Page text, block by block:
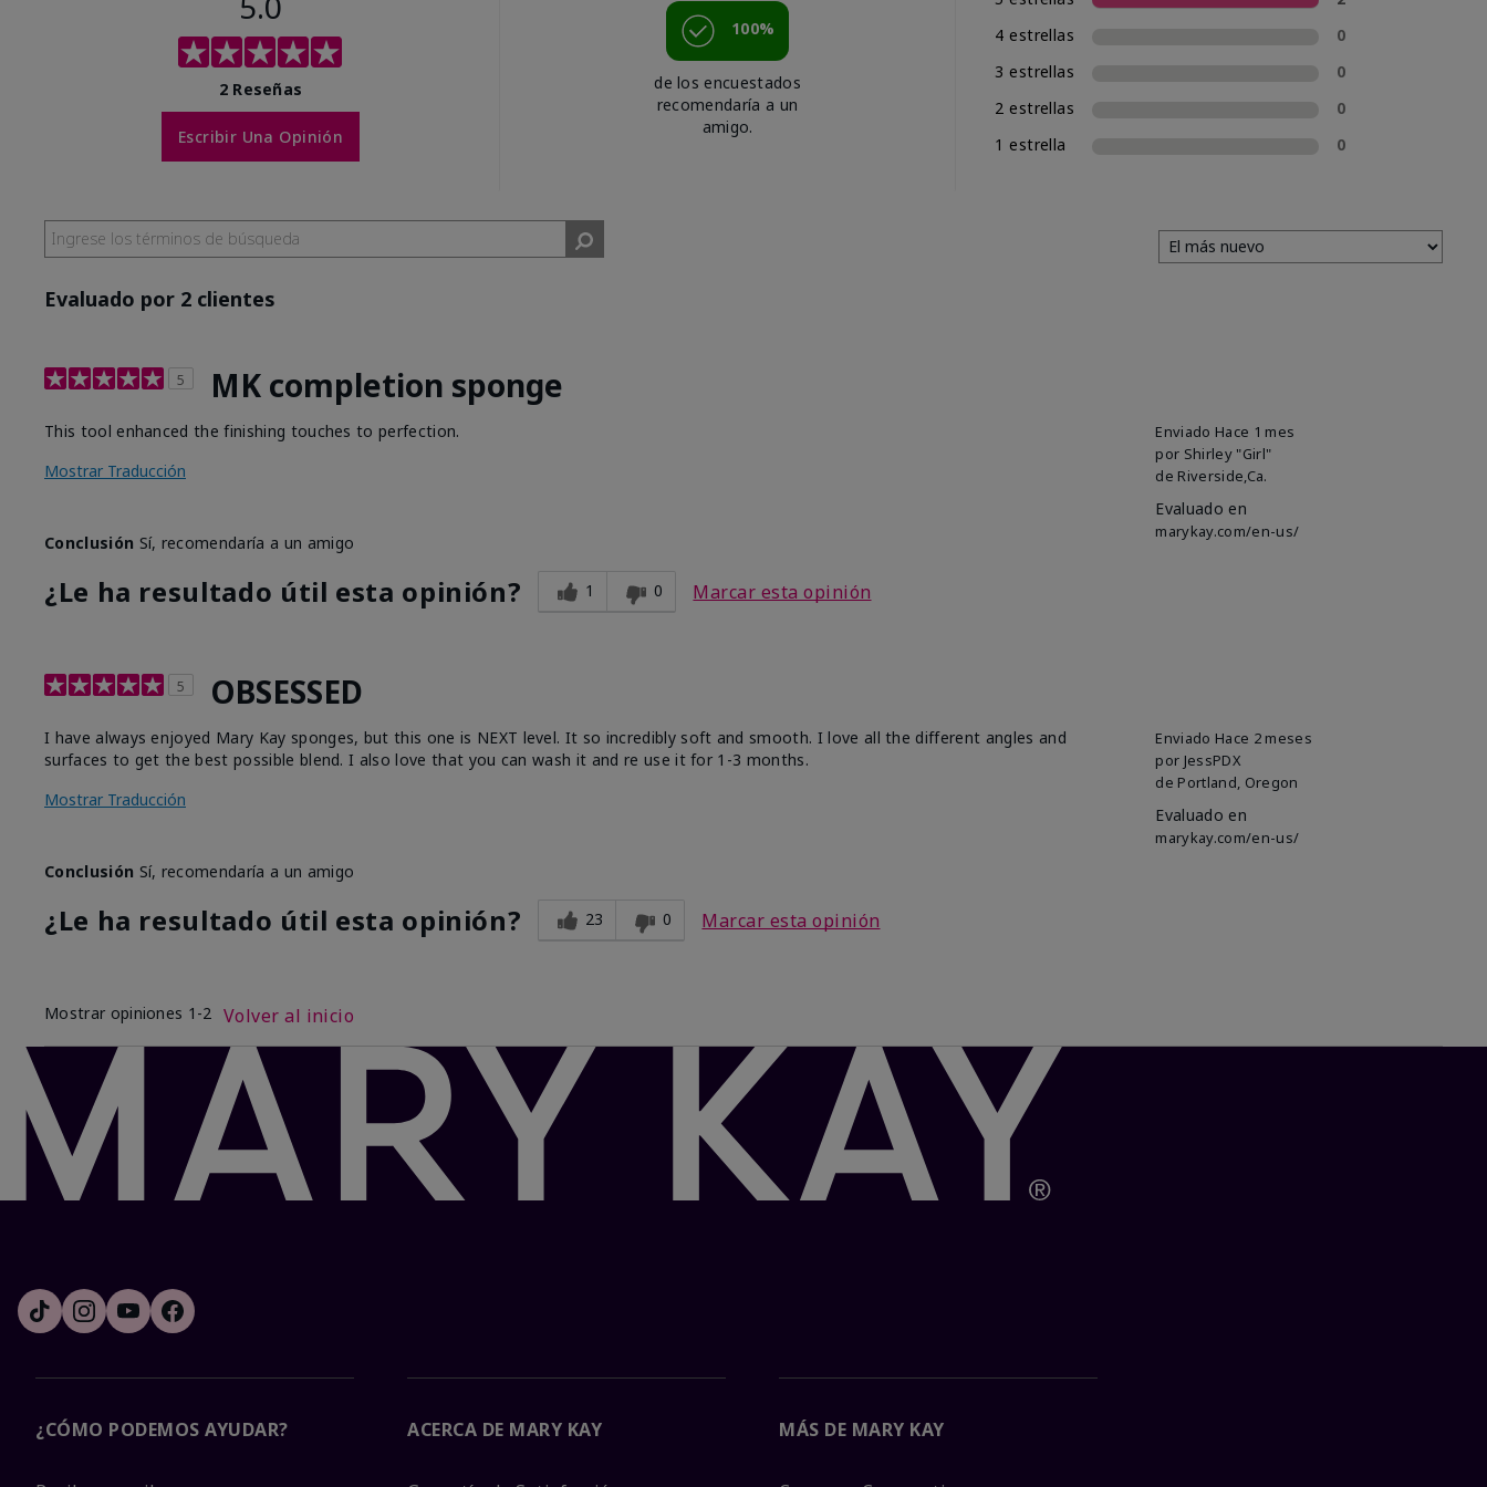
2 Reseñas
Escribir Una Opinión
100%
de los encuestados
recomendaría a un
amigo.
4 estrellas
0
3 estrellas
0
2 estrellas
0
1 estrella
0
Evaluado por 2 clientes
5 MK completion sponge
Enviado Hace 1 mes
por Shirley "Girl"
de Riverside,Ca.
Evaluado en
marykay.com/en-us/
This tool enhanced the finishing touches to perfection.
Mostrar Traducción
Conclusión Sí, recomendaría a un amigo
¿Le ha resultado útil esta opinión? 1 0 Marcar esta opinión
5 OBSESSED
Enviado Hace 2 meses
por JessPDX
de Portland, Oregon
Evaluado en
marykay.com/en-us/
I have always enjoyed Mary Kay sponges, but this one is NEXT level. It so incredibly soft and smooth. I love all the different angles and
surfaces to get the best possible blend. I also love that you can wash it and re use it for 1-3 months.
Mostrar Traducción
Conclusión Sí, recomendaría a un amigo
¿Le ha resultado útil esta opinión? 23 0 Marcar esta opinión
Mostrar opiniones 1-2 Volver al inicio
¿CÓMO PODEMOS AYUDAR? ACERCA DE MARY KAY MÁS DE MARY KAY